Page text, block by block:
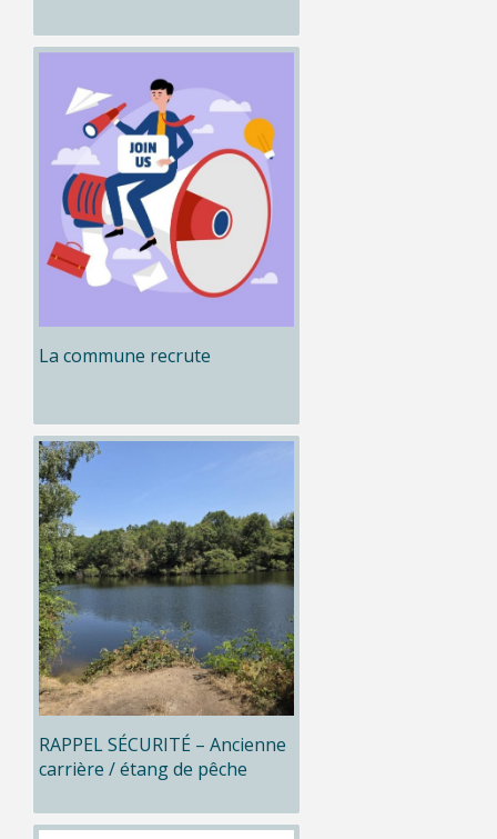
La commune recrute
RAPPEL SÉCURITÉ – Ancienne
carrière / étang de pêche